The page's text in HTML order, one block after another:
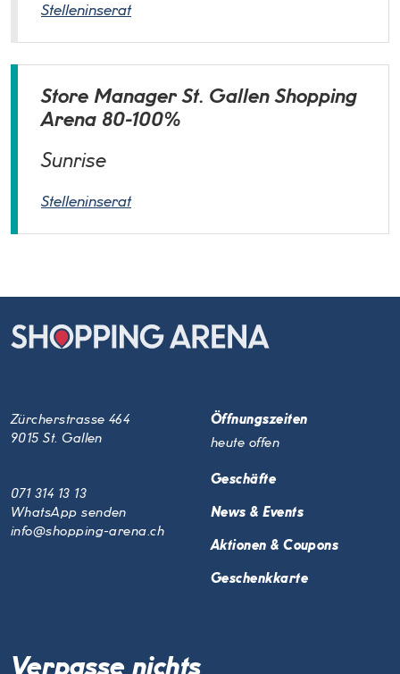
Stelleninserat
Store Manager St. Gallen Shopping
Arena 80-100%
Sunrise
Stelleninserat
Zürcherstrasse 464
9015 St. Gallen
071 314 13 13
WhatsApp senden
info@shopping-arena.ch
Öffnungszeiten
heute offen
Geschäfte
News & Events
Aktionen & Coupons
Geschenkkarte
Verpasse nichts